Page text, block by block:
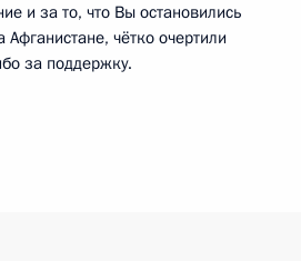
и за то, что Вы остановились
чётко очертили
за поддержку.